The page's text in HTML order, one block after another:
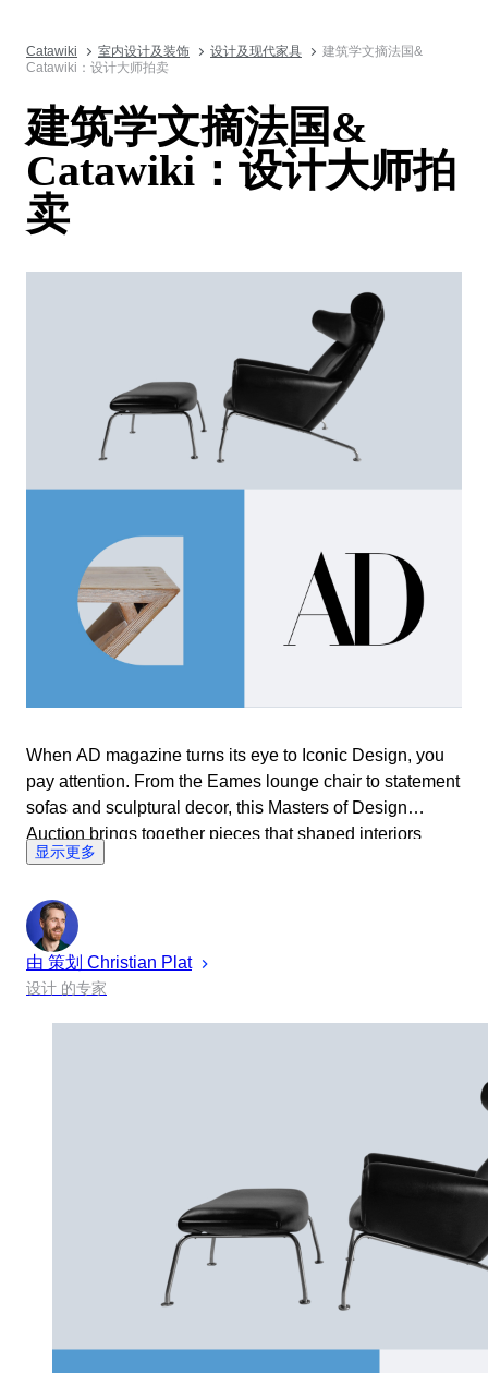
Catawiki 室内设计及装饰 设计及现代家具
建筑学文摘法国&
Catawiki：设计大师拍卖
建筑学文摘法国&
Catawiki：设计大师拍
卖
When AD magazine turns its eye to Iconic Design, you
pay attention. From the Eames lounge chair to statement
sofas and sculptural decor, this Masters of Design
Auction brings together pieces that shaped interiors
history. Selected for those who know good design isn’t
movement – and still define great taste today.
显示更多
由 策划 Christian Plat
设计 的专家